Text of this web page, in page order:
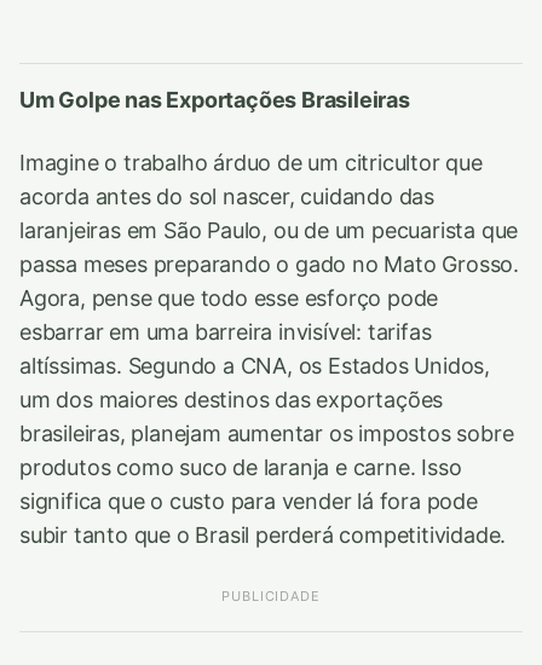
Um Golpe nas Exportações Brasileiras
Imagine o trabalho árduo de um citricultor que
acorda antes do sol nascer, cuidando das
laranjeiras em São Paulo, ou de um pecuarista que
passa meses preparando o gado no Mato Grosso.
Agora, pense que todo esse esforço pode
esbarrar em uma barreira invisível: tarifas
altíssimas. Segundo a CNA, os Estados Unidos,
um dos maiores destinos das exportações
brasileiras, planejam aumentar os impostos sobre
produtos como suco de laranja e carne. Isso
significa que o custo para vender lá fora pode
subir tanto que o Brasil perderá competitividade.
PUBLICIDADE